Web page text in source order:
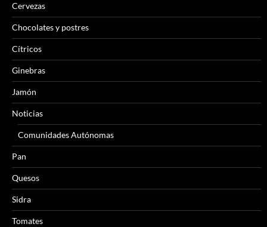
Cervezas
Chocolates y postres
Cítricos
Ginebras
Jamón
Noticias
Comunidades Autónomas
Pan
Quesos
Sidra
Tomates